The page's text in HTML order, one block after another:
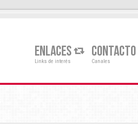
ENLACES
Links de interés
CONTACTO
Canales